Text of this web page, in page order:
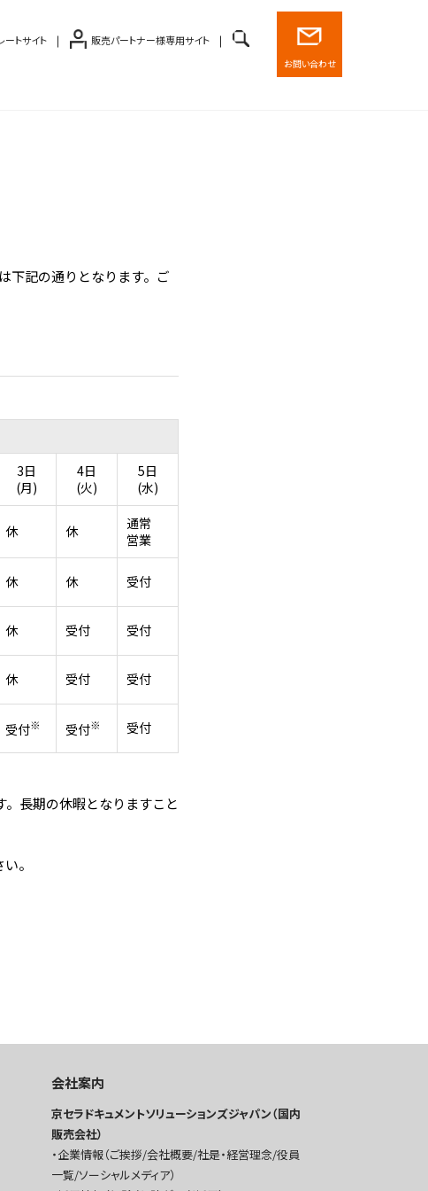
ートサイト 販売パートナー様専用サイト
お問い合わせ
下記の通りとなります。ご
3日
(月)
4日
(火)
5日
(水)
休 休
通常
営業
休 休 受付
休 受付 受付
休 受付 受付
受付※ 受付※ 受付
長期の休暇となりますこと
。
会社案内
京セラドキュメントソリューションズジャパン（国内
販売会社）
企業情報（ご挨拶/会社概要/社是・経営理念/役員
一覧/ソーシャルメディア）